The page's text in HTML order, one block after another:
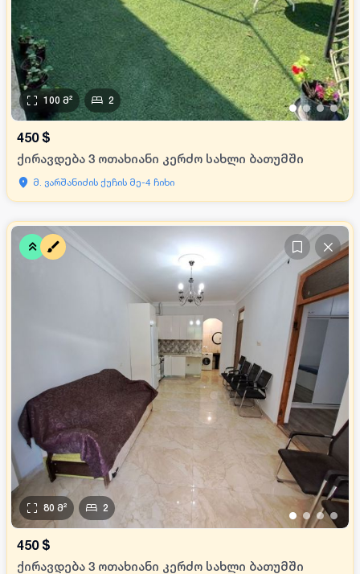
••••
100 მ² 2
450 $
ქირავდება 3 ოთახიანი კერძო სახლი ბათუმში
მ. ვარშანიძის ქუჩის მე-4 ჩიხი
• •••
80 მ² 2
450 $
ქირავდება 3 ოთახიანი კერძო სახლი ბათუმში